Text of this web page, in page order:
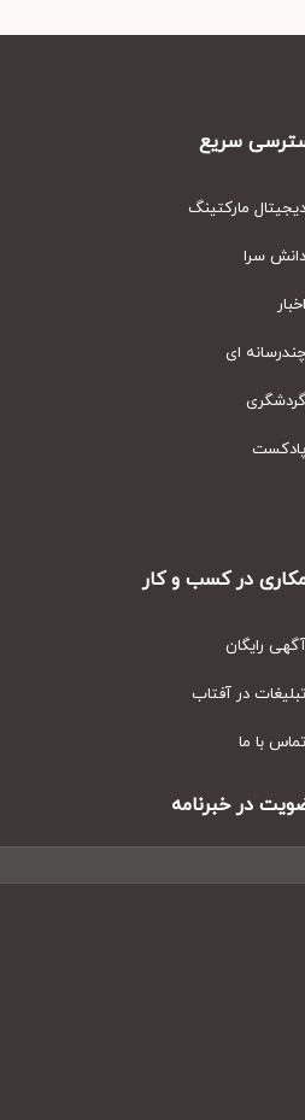
سریع
مارکتینگ
سرا
ای
در کسب و کار
رایگان
در آفتاب
با ما
در خبرنامه